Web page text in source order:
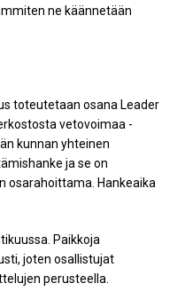
ne käännetään
toteutetaan osana Leader
vetovoimaa -
kunnan yhteinen
ja se on
osarahoittama. Hankeaika
Paikkoja
joten osallistujat
perusteella.